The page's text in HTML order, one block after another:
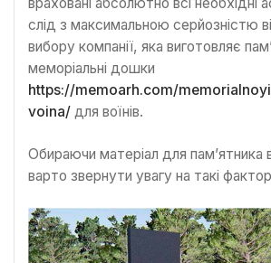
слід з максимальною серйозністю
вибору компанії, яка виготовляє
меморіальні дошки
https://memoarh.com/
voina/ для воїнів.
Обираючи матеріал для пам’ятника
варто звернути увагу на такі